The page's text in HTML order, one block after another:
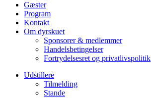
Gæster
Program
Kontakt
Om dyrskuet
Sponsorer & medlemmer
Handelsbetingelser
Fortrydelsesret og privatlivspolitik
Udstillere
Tilmelding
Stande